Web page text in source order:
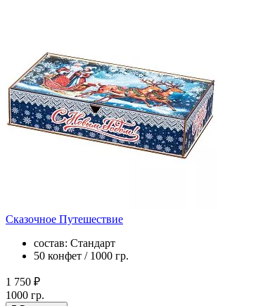
Сказочное Путешествие
состав: Стандарт
50 конфет / 1000 гр.
1 750 ₽
1000 гр.